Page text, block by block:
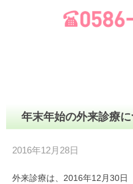
年末年始の外来診療
2016年12月28日
外来診療は、2016年12月30日